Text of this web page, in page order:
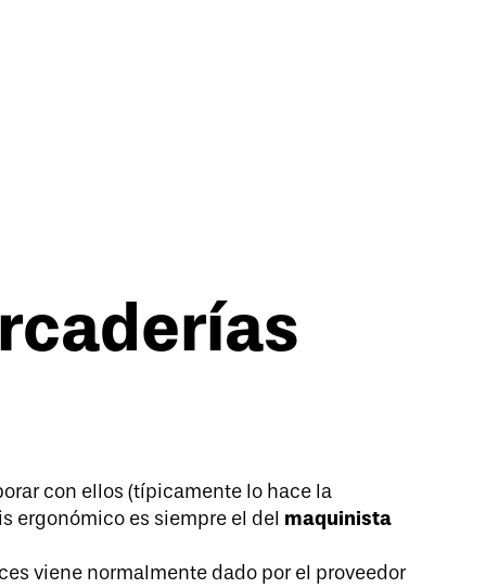
con ellos (típicamente lo hace la
ergonómico es siempre el del maquinista
viene normalmente dado por el proveedor